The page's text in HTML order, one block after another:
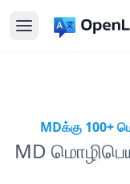
MDக்கு 100+
MD